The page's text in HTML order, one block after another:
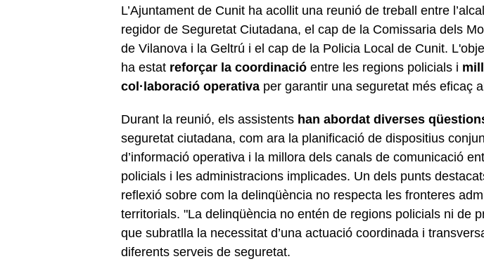
L’Ajuntament de Cunit ha acollit una reunió de treball entre
regidor de Seguretat Ciutadana, el cap de la Comissaria dels
de Vilanova i la Geltrú i el cap de la Policia Local de Cunit.
ha estat reforçar la coordinació entre les regions policials i
col·laboració operativa per garantir una seguretat més eficaç
Durant la reunió, els assistents han abordat diverses
seguretat ciutadana, com ara la planificació de dispositius
d’informació operativa i la millora dels canals de comunicació
policials i les administracions implicades. Un dels punts
reflexió sobre com la delinqüència no respecta les fronteres
territorials. "La delinqüència no entén de regions policials ni de
que subratlla la necessitat d’una actuació coordinada i
diferents serveis de seguretat.